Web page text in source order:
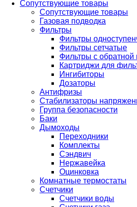
Сопутствующие товары
Сопутствующие товары
Газовая подводка
Фильтры
Фильтры
Фильтры сетчатые
Фильтры с
Картриджи для
Ингибиторы
Дозаторы
Антифризы
Стабилизаторы
Группа безопасности
Баки
Дымоходы
Переходники
Комплекты
Сэндвич
Нержавейка
Оцинковка
Комнатные термостаты
Счетчики
Счетчики воды